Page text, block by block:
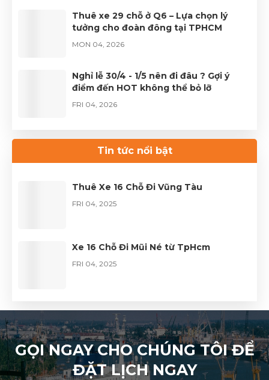
Thuê xe 29 chỗ ở Q6 – Lựa chọn lý
tưởng cho đoàn đông tại TPHCM
MON 04, 2026
Nghỉ lễ 30/4 - 1/5 nên đi đâu ? Gợi ý
điểm đến HOT không thể bỏ lỡ
FRI 04, 2026
– Hành trình đầy trọn vẹn
FRI 04, 2026
Tin tức nổi bật
Thuê Xe 16 Chỗ Đi Vũng Tàu
FRI 04, 2025
Xe 16 Chỗ Đi Mũi Né từ TpHcm
FRI 04, 2025
GỌI NGAY CHO CHÚNG TÔI ĐỂ
ĐẶT LỊCH NGAY